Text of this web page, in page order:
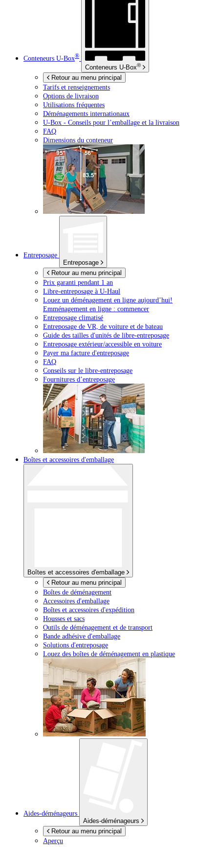
Conteneurs U-Box®
Conteneurs U-Box®
Retour au menu principal
Tarifs et renseignements
Options de livraison
Utilisations fréquentes
Déménagements internationaux
U-Box - Conseils pour l’emballage et la livraison
FAQ
Dimensions du conteneur
Entreposage
Entreposage
Retour au menu principal
Prix garanti pendant 1 an
Libre-entreposage à U-Haul
Louez un déménagement en ligne aujourd’hui!
Emménagement en ligne : commencer
Entreposage climatisé
Entreposage de VR, de voiture et de bateau
Guide des tailles d'unités de libre-entreposage
Entreposage extérieur/accessible en voiture
Payer ma facture d'entreposage
FAQ
Conseils sur le libre-entreposage
Fournitures d’entreposage
Boîtes et accessoires d'emballage
Boîtes et accessoires d'emballage
Retour au menu principal
Boîtes de déménagement
Accessoires d'emballage
Boîtes et accessoires d'expédition
Housses et sacs
Outils de déménagement et de transport
Bande adhésive d'emballage
Solutions d'entreposage
Louez des boîtes de déménagement en plastique
Aides-déménageurs
Aides-déménageurs
Retour au menu principal
Aperçu